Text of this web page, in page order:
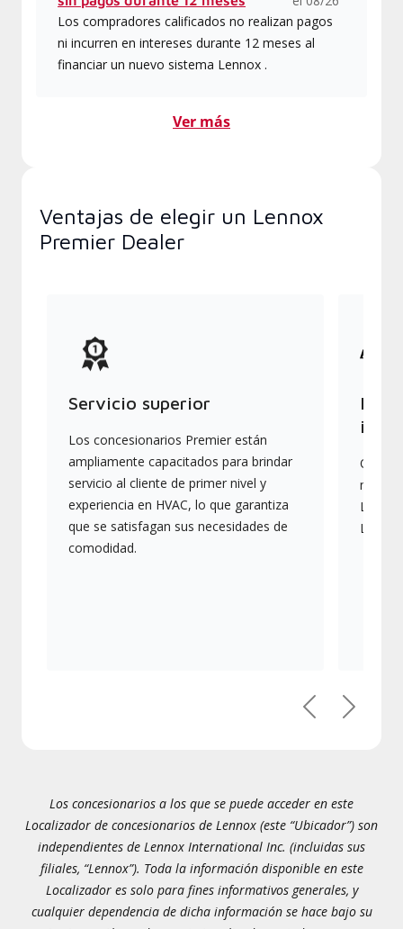
Los compradores calificados no realizan pagos
ni incurren en intereses durante 12 meses al
financiar un nuevo sistema Lennox .
Ver más
Ventajas de elegir un Lennox
Premier Dealer
Servicio superior
Los concesionarios Premier están
ampliamente capacitados para brindar
servicio al cliente de primer nivel y
experiencia en HVAC, lo que garantiza
que se satisfagan sus necesidades de
comodidad.
más
PreviousNext
Los concesionarios a los que se puede acceder en este
Localizador de concesionarios de Lennox (este “Ubicador”) son
independientes de Lennox International Inc. (incluidas sus
filiales, “Lennox”). Toda la información disponible en este
Localizador es solo para fines informativos generales, y
cualquier dependencia de dicha información se hace bajo su